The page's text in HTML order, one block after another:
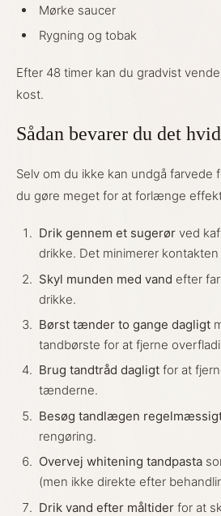
Mørke saucer
Rygning og tobak
Efter 48 timer kan du gradvist
kost.
Sådan bevarer du det
Selv om du ikke kan undgå farvede
du gøre meget for at forlænge
Drik gennem et sugerør ved
drikke. Det minimerer
Skyl munden med vand efter
drikke.
Børst tænder to gange dagligt
tandbørste for at fjerne
Brug tandtråd dagligt for at
tænderne.
Besøg tandlægen
rengøring.
Overvej whitening tandpasta
(men ikke direkte efter
Drik vand efter måltider for at